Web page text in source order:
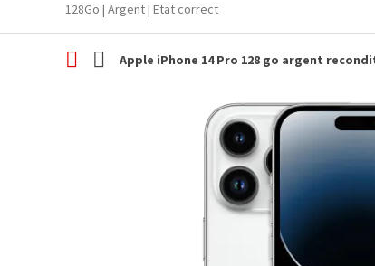
128Go | Argent | Etat correct
Apple iPhone 14 Pro 128 go argent